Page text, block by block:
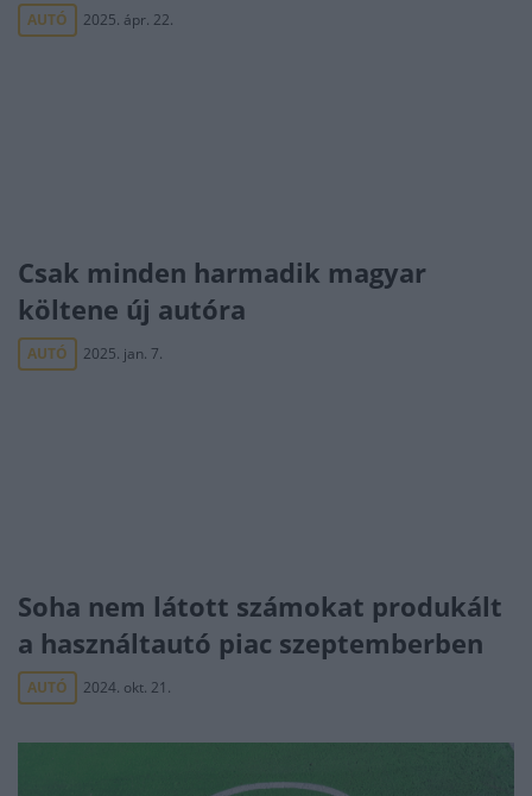
AUTÓ 2025. ápr. 22.
Csak minden harmadik magyar
költene új autóra
AUTÓ 2025. jan. 7.
Soha nem látott számokat produkált
a használtautó piac szeptemberben
AUTÓ 2024. okt. 21.